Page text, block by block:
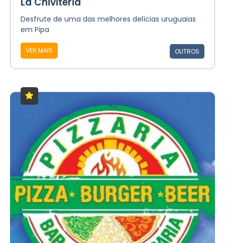
Desfrute de uma das melhores delícias uruguaias
em Pipa
VER MAIS OUTROS